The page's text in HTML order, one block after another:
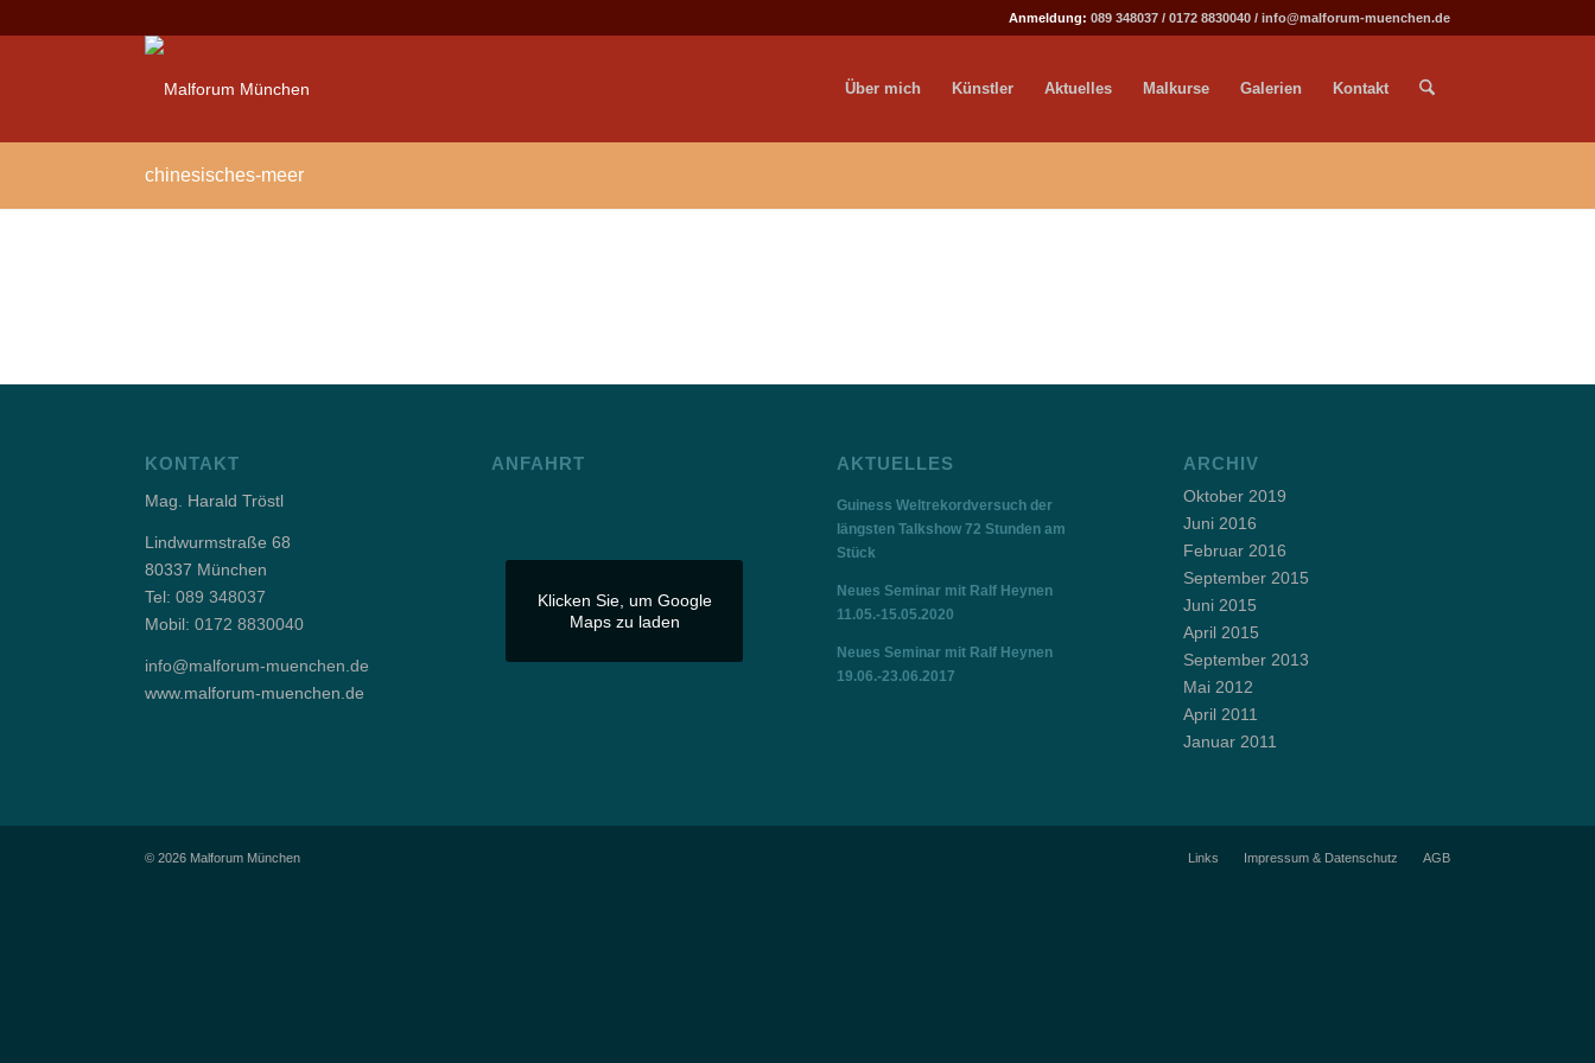
Anmeldung: 089 348037 / 0172 8830040 / info@malforum-muenchen.de
Über mich Künstler Aktuelles Malkurse Galerien Kontakt
chinesisches-meer
KONTAKT
Mag. Harald Tröstl
Lindwurmstraße 68
80337 München
Tel: 089 348037
Mobil: 0172 8830040
info@malforum-muenchen.de
www.malforum-muenchen.de
ANFAHRT
Klicken Sie, um Google
Maps zu laden
AKTUELLES
Guiness Weltrekordversuch der
längsten Talkshow 72 Stunden am
Stück
Neues Seminar mit Ralf Heynen
11.05.-15.05.2020
Neues Seminar mit Ralf Heynen
19.06.-23.06.2017
ARCHIV
Oktober 2019
Juni 2016
Februar 2016
September 2015
Juni 2015
April 2015
September 2013
Mai 2012
April 2011
Januar 2011
© 2026 Malforum München Links Impressum & Datenschutz AGB